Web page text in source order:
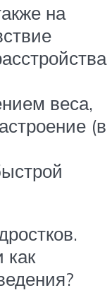
на
веса,
(в
как